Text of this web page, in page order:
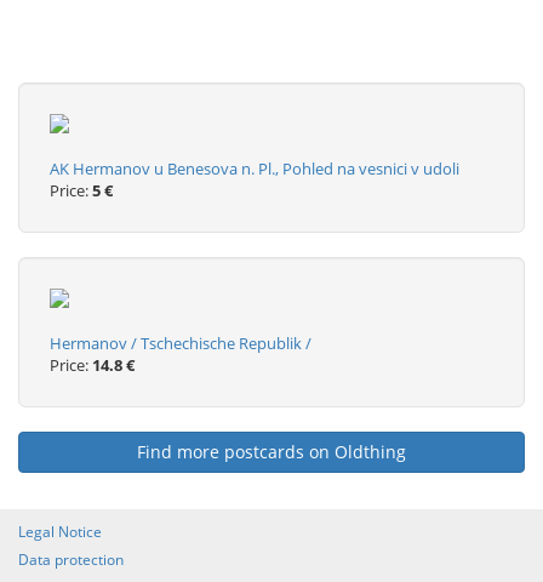
AK Hermanov u Benesova n. Pl., Pohled na vesnici v udoli
Price:5 €
Hermanov / Tschechische Republik /
Price: 14.8 €
Find more postcards on Oldthing
Legal Notice
Data protection